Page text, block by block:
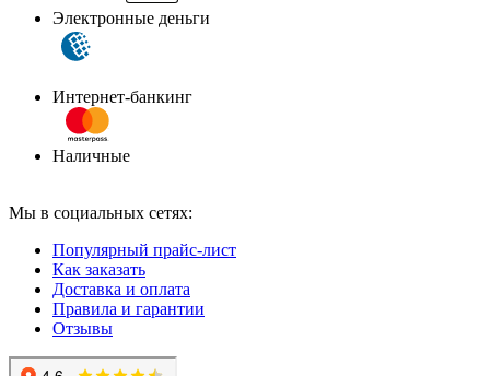
Электронные деньги
Интернет-банкинг
Наличные
Мы в социальных сетях:
Популярный прайс-лист
Как заказать
Доставка и оплата
Правила и гарантии
Отзывы